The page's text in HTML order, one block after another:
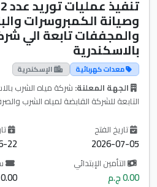
وصيانة الكمبروسرات
والمجففات تابعة الي
بالاسكندرية
معدات كهربائية الإسكندرية
الجهة المعلنة: شركة مياه الشرب
التابعة للشركة القابضة لمياه الشرب
تاريخ الفتح
2026-07-05
22
التأمين الإبتدائي
0.00 ج.م 0.00 ج.م